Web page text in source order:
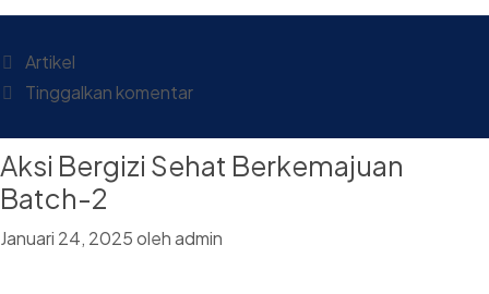
Artikel
Tinggalkan komentar
Aksi Bergizi Sehat Berkemajuan
Batch-2
Januari 24, 2025olehadmin